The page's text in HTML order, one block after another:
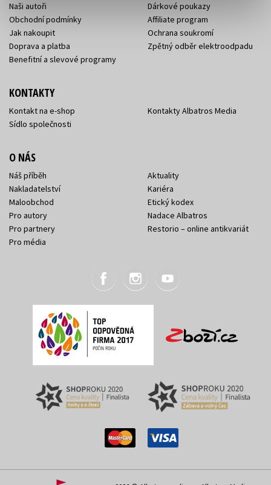
Naši autoři
Obchodní podmínky
Jak nakoupit
Doprava a platba
Benefitní a slevové programy
Dárkové poukazy
Affiliate program
Ochrana soukromí
Zpětný odběr elektroodpadu
KONTAKTY
Kontakt na e-shop
Sídlo společnosti
Kontakty Albatros Media
O NÁS
Náš příběh
Nakladatelství
Maloobchod
Pro autory
Pro partnery
Pro média
Aktuality
Kariéra
Etický kodex
Nadace Albatros
Restorio – online antikvariát